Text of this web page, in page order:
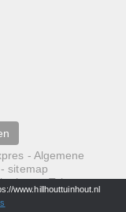
- Algemene
sitemap
- Tel.
www.hillhouttuinhout.nl